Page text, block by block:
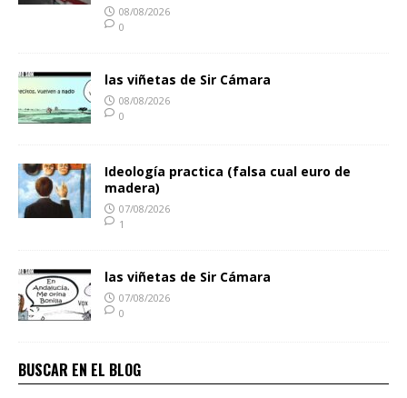
08/08/2026
0
las viñetas de Sir Cámara
08/08/2026
0
Ideología practica (falsa cual euro de
madera)
07/08/2026
1
las viñetas de Sir Cámara
07/08/2026
0
BUSCAR EN EL BLOG